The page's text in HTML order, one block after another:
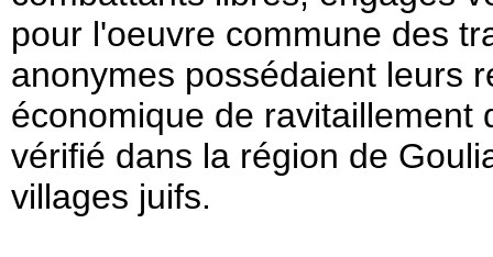
pour l'oeuvre commune des
anonymes possédaient leurs
économique de ravitaillement
vérifié dans la région de
villages juifs.